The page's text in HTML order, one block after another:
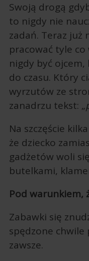
Swoją drogą
to nigdy nie
zadań. Teraz już
pracować tyle co
nigdy być
do czasu. Który
wyrzutów ze
zanadrzu tekst: „
Na szczęście
że dziecko
gadżetów woli
butelkami,
Pod warunkiem,
Zabawki się
spędzone chwile
zawsze.